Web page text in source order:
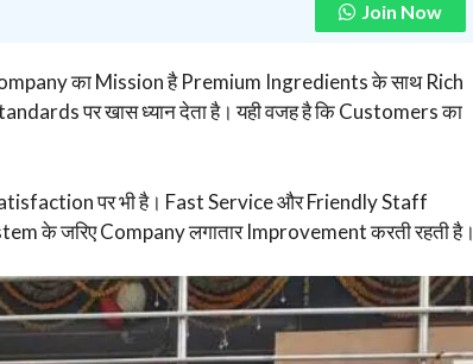
Join Now
का Mission है Premium Ingredients के साथ Rich
पर खास ध्यान देता है। यही वजह है कि Customers का
पर भी है। Fast Service और Friendly Staff
के जरिए Company लगातार Improvement करती रहती है।